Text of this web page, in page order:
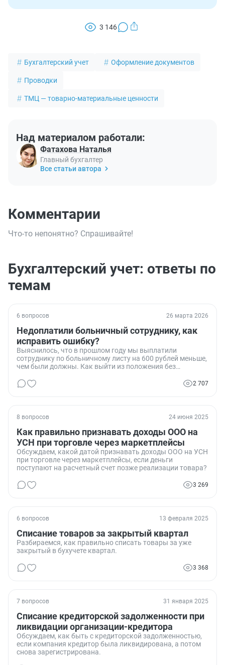
3 146
Бухгалтерский учет Оформление документов
Проводки
ТМЦ — товарно-материальные ценности
Над материалом работали:
Фатахова Наталья
Главный бухгалтер
Все статьи автора
Комментарии
Что-то непонятно? Спрашивайте!
Бухгалтерский учет: ответы по
темам
6 вопросов 26 марта 2026
Недоплатили больничный сотруднику, как
исправить ошибку?
Выяснилось, что в прошлом году мы выплатили
сотруднику по больничному листу на 600 рублей меньше,
чем были должны. Как выйти из положения без
2 707
8 вопросов 24 июня 2025
Как правильно признавать доходы ООО на
УСН при торговле через маркетплейсы
Обсуждаем, какой датой признавать доходы ООО на УСН
при торговле через маркетплейсы, если деньги
поступают на расчетный счет позже реализации товара?
3 269
6 вопросов 13 февраля 2025
Списание товаров за закрытый квартал
Разбираемся, как правильно списать товары за уже
закрытый в бухучете квартал.
3 368
7 вопросов 31 января 2025
Списание кредиторской задолженности при
ликвидации организации-кредитора
Обсуждаем, как быть с кредиторской задолженностью,
если компания кредитор была ликвидирована, а потом
снова зарегистрирована.